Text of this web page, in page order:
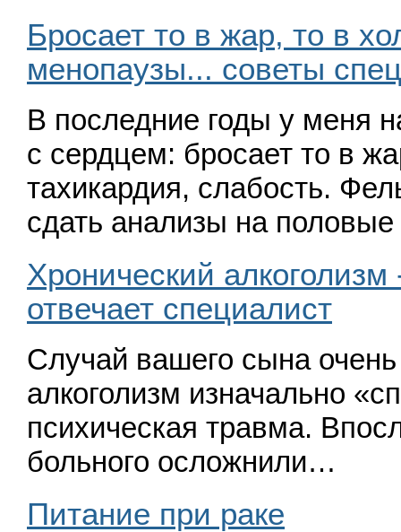
Бросает то в жар, то в
менопаузы... советы
В последние годы у меня
с сердцем: бросает то в
тахикардия, слабость.
сдать анализы на
Хронический
отвечает специалист
Случай вашего сына
алкого­лизм изначально «
психическая травма.
больно­го осложнили…
Питание при раке